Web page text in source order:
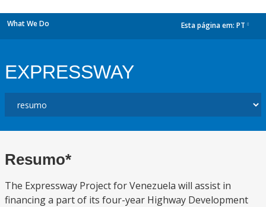
What We Do Esta página em: PT
EXPRESSWAY
Resumo*
The Expressway Project for Venezuela will assist in
financing a part of its four-year Highway Development